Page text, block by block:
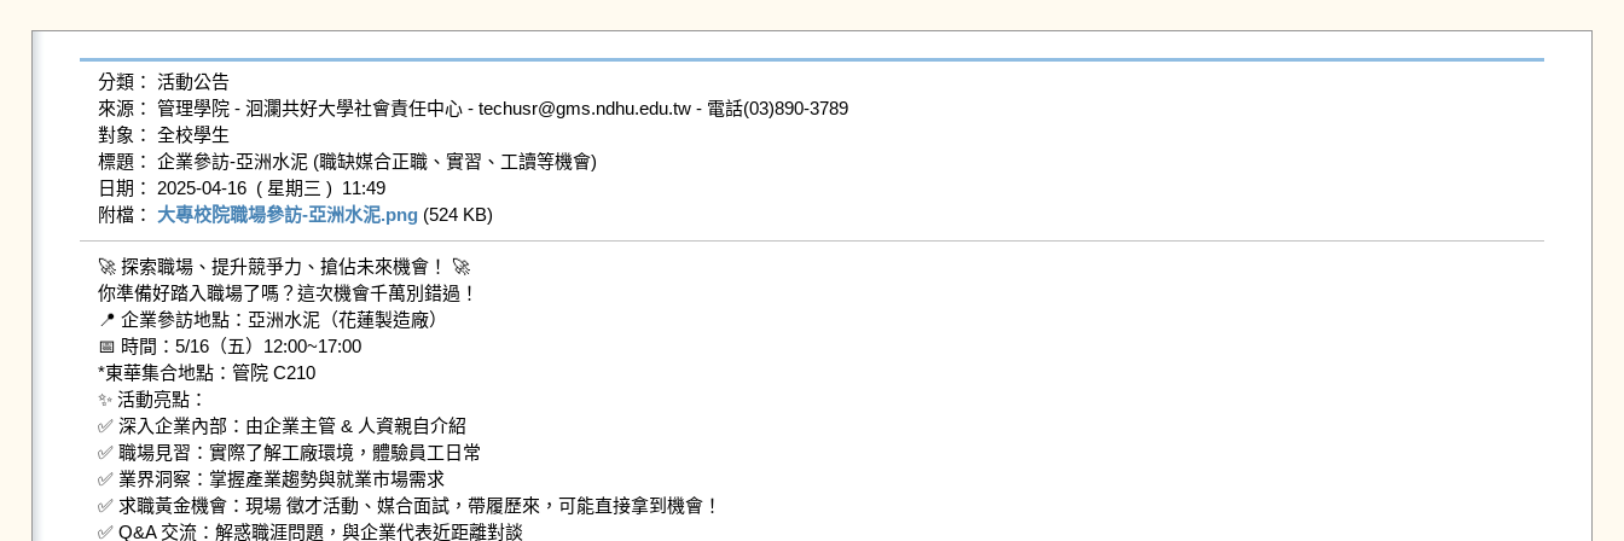
分類： 活動公告
來源： 管理學院 - 洄瀾共好大學社會責任中心 - techusr@gms.ndhu.edu.tw - 電話(03)890-3789
對象： 全校學生
標題： 企業參訪-亞洲水泥 (職缺媒合正職、實習、工讀等機會)
日期： 2025-04-16  ( 星期三 )  11:49
附檔： 大專校院職場參訪-亞洲水泥.png (524 KB)
🚀 探索職場、提升競爭力、搶佔未來機會！ 🚀
你準備好踏入職場了嗎？這次機會千萬別錯過！
📍 企業參訪地點：亞洲水泥（花蓮製造廠）
📅 時間：5/16（五）12:00~17:00
*東華集合地點：管院 C210
✨ 活動亮點：
✅ 深入企業內部：由企業主管 & 人資親自介紹
✅ 職場見習：實際了解工廠環境，體驗員工日常
✅ 業界洞察：掌握產業趨勢與就業市場需求
✅ 求職黃金機會：現場 徵才活動、媒合面試，帶履歷來，可能直接拿到機會！
✅ Q&A 交流：解惑職涯問題，與企業代表近距離對談